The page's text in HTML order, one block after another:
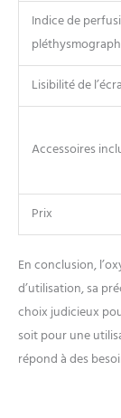
Indice de
Lisibilité de
Accessoires
Prix
En conclusion,
d’utilisation, sa
choix judicieux
soit pour une
répond à des